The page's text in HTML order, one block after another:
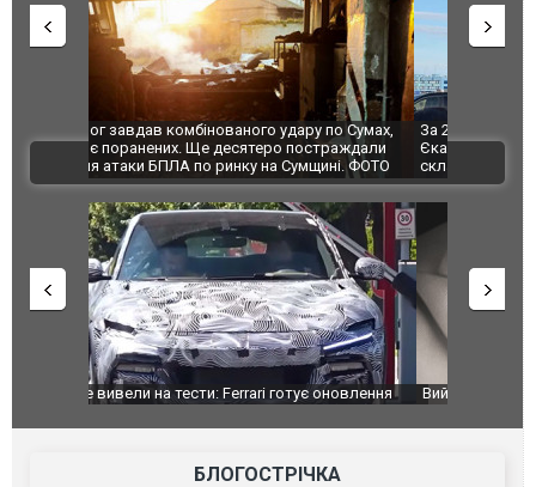
За 2000 кілометрів від кордону з Україною: в
Єкатеринбурзі після атаки дронів загорівся
склад Wildberries. ФОТО. ВІДЕО
"Мої
ВІДЕО
Вийшов трейлер нової екранізації легендарного
БЛОГОСТРІЧКА